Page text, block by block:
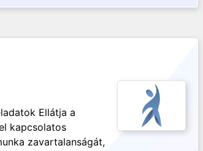
Ellátja a
kapcsolatos
zavartalanságát,